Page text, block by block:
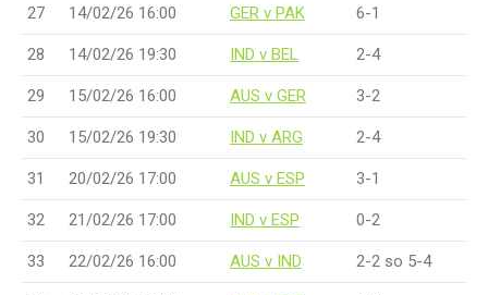
27 14/02/26 16:00 GER v PAK 6-1
28 14/02/26 19:30 IND v BEL 2-4
29 15/02/26 16:00 AUS v GER 3-2
30 15/02/26 19:30 IND v ARG 2-4
31 20/02/26 17:00 AUS v ESP 3-1
32 21/02/26 17:00 IND v ESP 0-2
33 22/02/26 16:00 AUS v IND 2-2 so 5-4